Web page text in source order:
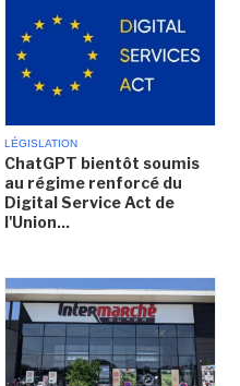
LÉGISLATION
ChatGPT bientôt soumis
au régime renforcé du
Digital Service Act de
l'Union...